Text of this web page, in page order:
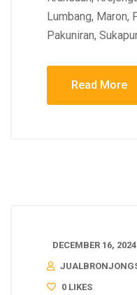
Lumbang, Maron,
Pakuniran,
Read More
DECEMBER 16, 2024
0 LIKES